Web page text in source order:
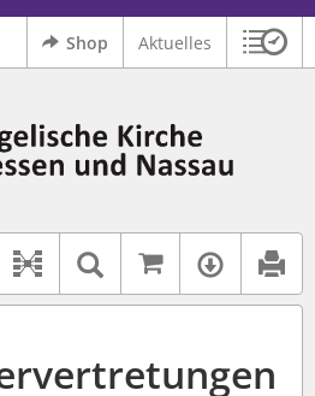
Shop Aktuelles
oder "Pfarrerausschuss".
und Nassau
Dokument-Beziehungen
Textsuche im
Auf